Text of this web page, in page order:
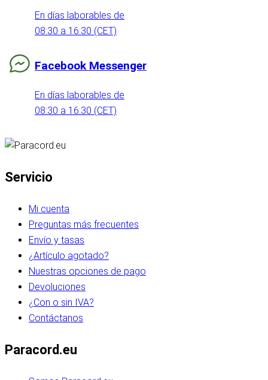
En días laborables de
08:30 a 16:30 (CET)
Facebook Messenger
En días laborables de
08:30 a 16:30 (CET)
Servicio
Mi cuenta
Preguntas más frecuentes
Envío y tasas
¿Artículo agotado?
Nuestras opciones de pago
Devoluciones
¿Con o sin IVA?
Contáctanos
Paracord.eu